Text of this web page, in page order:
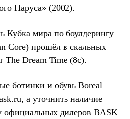
Паруса» (2002).
Кубка мира по боулдерингу
Core) прошёл в скальных
The Dream Time (8c).
ботинки и обувь Boreal
а уточнить наличие
официальных дилеров BASK